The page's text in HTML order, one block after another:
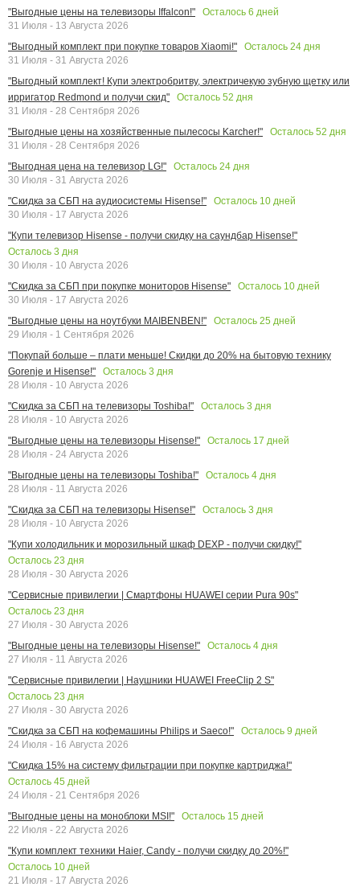
"Выгодные цены на телевизоры Iffalcon!"
Осталось 6 дней
31 Июля - 13 Августа 2026
"Выгодный комплект при покупке товаров Xiaomi!"
Осталось 24 дня
31 Июля - 31 Августа 2026
"Выгодный комплект! Купи электробритву, электричекую зубную щетку или
ирригатор Redmond и получи скид"
Осталось 52 дня
31 Июля - 28 Сентября 2026
"Выгодные цены на хозяйственные пылесосы Karcher!"
Осталось 52 дня
31 Июля - 28 Сентября 2026
"Выгодная цена на телевизор LG!"
Осталось 24 дня
30 Июля - 31 Августа 2026
"Скидка за СБП на аудиосистемы Hisense!"
Осталось 10 дней
30 Июля - 17 Августа 2026
"Купи телевизор Hisense - получи скидку на саундбар Hisense!"
Осталось 3 дня
30 Июля - 10 Августа 2026
"Скидка за СБП при покупке мониторов Hisense"
Осталось 10 дней
30 Июля - 17 Августа 2026
"Выгодные цены на ноутбуки MAIBENBEN!"
Осталось 25 дней
29 Июля - 1 Сентября 2026
"Покупай больше – плати меньше! Скидки до 20% на бытовую технику
Gorenje и Hisense!"
Осталось 3 дня
28 Июля - 10 Августа 2026
"Скидка за СБП на телевизоры Toshiba!"
Осталось 3 дня
28 Июля - 10 Августа 2026
"Выгодные цены на телевизоры Hisense!"
Осталось 17 дней
28 Июля - 24 Августа 2026
"Выгодные цены на телевизоры Toshiba!"
Осталось 4 дня
28 Июля - 11 Августа 2026
"Скидка за СБП на телевизоры Hisense!"
Осталось 3 дня
28 Июля - 10 Августа 2026
"Купи холодильник и морозильный шкаф DEXP - получи скидку!"
Осталось 23 дня
28 Июля - 30 Августа 2026
"Сервисные привилегии | Смартфоны HUAWEI серии Pura 90s"
Осталось 23 дня
27 Июля - 30 Августа 2026
"Выгодные цены на телевизоры Hisense!"
Осталось 4 дня
27 Июля - 11 Августа 2026
"Сервисные привилегии | Наушники HUAWEI FreeClip 2 S"
Осталось 23 дня
27 Июля - 30 Августа 2026
"Скидка за СБП на кофемашины Philips и Saeco!"
Осталось 9 дней
24 Июля - 16 Августа 2026
"Скидка 15% на систему фильтрации при покупке картриджа!"
Осталось 45 дней
24 Июля - 21 Сентября 2026
"Выгодные цены на моноблоки MSI!"
Осталось 15 дней
22 Июля - 22 Августа 2026
"Купи комплект техники Haier, Candy - получи скидку до 20%!"
Осталось 10 дней
21 Июля - 17 Августа 2026